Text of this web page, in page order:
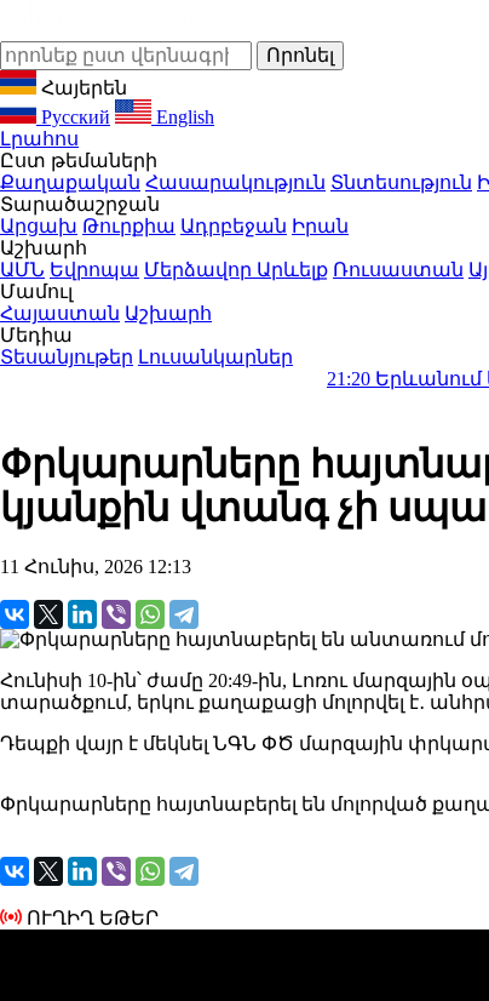
Հայերեն
Русский
English
Լրահոս
Ըստ թեմաների
Քաղաքական Հասարակություն Տնտեսություն
Տարածաշրջան
Արցախ Թուրքիա Ադրբեջան Իրան
Աշխարհ
ԱՄՆ Եվրոպա Մերձավոր Արևելք Ռուսաստան
Մամուլ
Հայաստան Աշխարհ
Մեդիա
Տեսանյութեր Լուսանկարներ
Երևանում և
Փրկարարները
կյանքին վտանգ չի
11 Հունիս, 2026 12:13
Հունիսի 10-ին՝ ժամը 20:49-ին, Լոռու
տարածքում, երկու քաղաքացի մոլորվել է․
Դեպքի վայր է մեկնել ՆԳՆ ՓԾ մարզային
Փրկարարները հայտնաբերել են մոլորված
ՈՒՂԻՂ ԵԹԵՐ